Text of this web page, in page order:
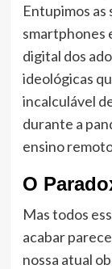
Entupimos as
smartphones
digital dos
ideológicas
incalculável
durante a
ensino
O
Mas todos
acabar
nossa atual